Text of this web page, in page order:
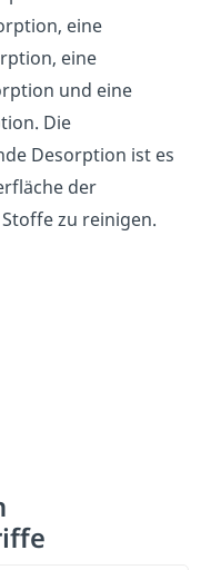
eine
eine
und eine
Die
Desorption ist es
der
zu reinigen.